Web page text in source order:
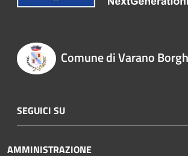
Comune di Varano
SEGUICI SU
AMMINISTRAZIONE